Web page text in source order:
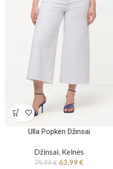
Ulla Popken Džinsai
Džinsai Kelnės
79,99€ 63,99 €